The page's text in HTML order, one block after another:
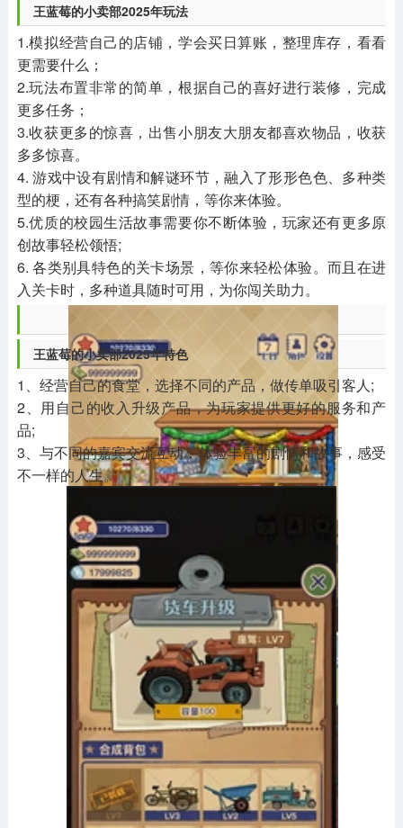
王蓝莓的小卖部2025年玩法
1.模拟经营自己的店铺，学会买日算账，整理库存，看看
更需要什么；
2.玩法布置非常的简单，根据自己的喜好进行装修，完成
更多任务；
3.收获更多的惊喜，出售小朋友大朋友都喜欢物品，收获
多多惊喜。
4. 游戏中设有剧情和解谜环节，融入了形形色色、多种类
型的梗，还有各种搞笑剧情，等你来体验。
5.优质的校园生活故事需要你不断体验，玩家还有更多原
创故事轻松领悟;
6. 各类别具特色的关卡场景，等你来轻松体验。而且在进
入关卡时，多种道具随时可用，为你闯关助力。
王蓝莓的小卖部2025年特色
1、经营自己的食堂，选择不同的产品，做传单吸引客人;
2、用自己的收入升级产品，为玩家提供更好的服务和产
品;
3、与不同的嘉宾交流互动，体验丰富的剧情和故事，感受
不一样的人生。